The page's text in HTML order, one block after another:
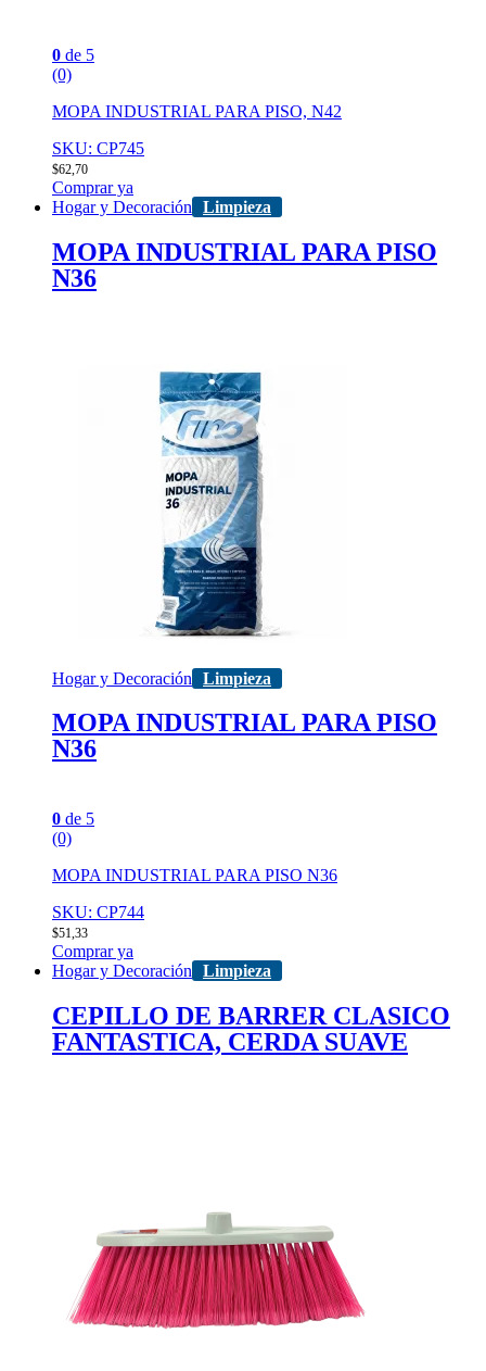
0 de 5
(0)
MOPA INDUSTRIAL PARA PISO, N42
SKU: CP745
$62,70
Comprar ya
Hogar y Decoración
Limpieza
MOPA INDUSTRIAL PARA PISO
N36
Hogar y Decoración Limpieza
MOPA INDUSTRIAL PARA PISO
N36
0 de 5
(0)
MOPA INDUSTRIAL PARA PISO N36
SKU: CP744
$51,33
Comprar ya
Hogar y Decoración
Limpieza
CEPILLO DE BARRER CLASICO
FANTASTICA, CERDA SUAVE